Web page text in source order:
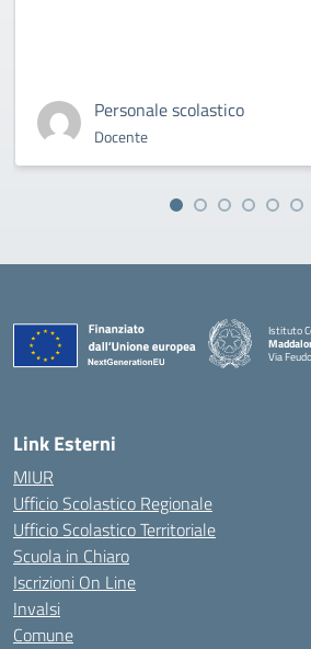
Personale scolastico
Docente
Istituto
Via
Link Esterni
MIUR
Ufficio Scolastico Regionale
Ufficio Scolastico Territoriale
Scuola in Chiaro
Iscrizioni On Line
Invalsi
Comune